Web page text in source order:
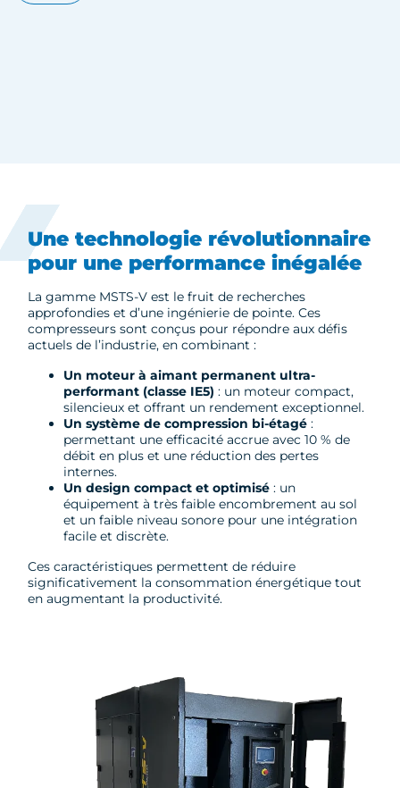
Une technologie révolutionnaire
pour une performance inégalée
La gamme MSTS-V est le fruit de recherches
approfondies et d’une ingénierie de pointe. Ces
compresseurs sont conçus pour répondre aux défis
actuels de l’industrie, en combinant :
Un moteur à aimant permanent ultra-
performant (classe IE5) : un moteur compact,
silencieux et offrant un rendement exceptionnel.
Un système de compression bi-étagé :
permettant une efficacité accrue avec 10 % de
débit en plus et une réduction des pertes
internes.
Un design compact et optimisé : un
équipement à très faible encombrement au sol
et un faible niveau sonore pour une intégration
facile et discrète.
Ces caractéristiques permettent de réduire
significativement la consommation énergétique tout
en augmentant la productivité.